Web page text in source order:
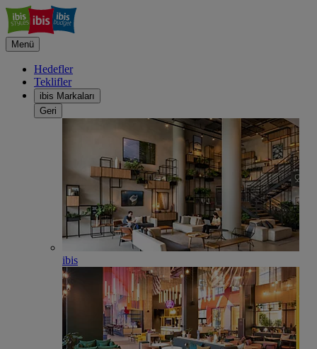
Menü
Hedefler
Teklifler
ibis Markaları
Geri
ibis